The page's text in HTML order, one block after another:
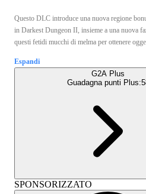
Questo DLC introduce una nuova regione
in Darkest Dungeon II, insieme a una nuova
questi fetidi mucchi di melma per ottenere
Espandi
G2A Plus
Guadagna punti Plus:
SPONSORIZZATO